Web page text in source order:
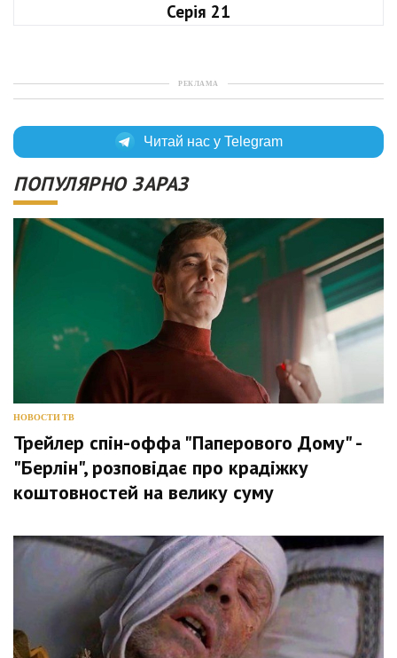
Серія 21
РЕКЛАМА
Читай нас у Telegram
ПОПУЛЯРНО ЗАРАЗ
НОВОСТИ ТВ
Трейлер спін-оффа "Паперового Дому" -
"Берлін", розповідає про крадіжку
коштовностей на велику суму